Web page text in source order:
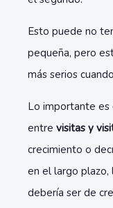
Esto puede no
pequeña, pero
más serios
Lo importante es
entre visitas y
crecimiento o
en el largo plazo,
debería ser de